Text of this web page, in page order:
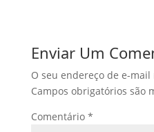
Enviar Um
O seu endereço de e-
Campos obrigatórios são
Comentário *